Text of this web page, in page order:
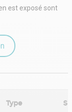
Armand
est exposé sont
Type